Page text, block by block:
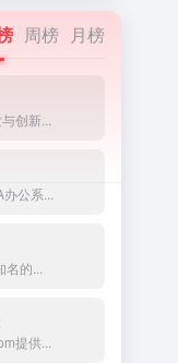
周榜 月榜
创新...
公系...
的...
提供...